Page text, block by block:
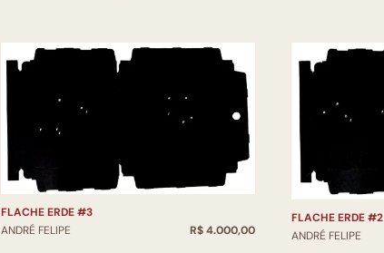
FLACHE ERDE #3
ANDRÉ FELIPE
R$ 4.000,00
FLACHE ERDE #2
ANDRÉ FELIPE